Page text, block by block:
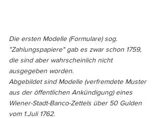
Die ersten Modelle (Formulare) sog.
"Zahlungspapiere" gab es zwar schon 1759,
die sind aber wahrscheinlich nicht
ausgegeben worden.
Abgebildet sind Modelle (verfremdete Muster
aus der öffentlichen Ankündigung) eines
Wiener-Stadt-Banco-Zettels über 50 Gulden
vom 1.Juli 1762.